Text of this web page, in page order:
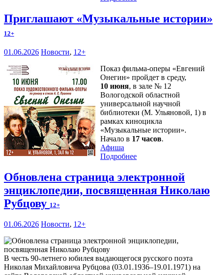
Приглашают «Музыкальные истории»
12+
01.06.2026 Новости, 12+
Показ фильма-оперы «Евгений
Онегин» пройдет в среду,
10 июня, в зале № 12
Вологодской областной
универсальной научной
библиотеки (М. Ульяновой, 1) в
рамках киноцикла
«Музыкальные истории».
Начало в 17 часов.
Афиша
Подробнее
Обновлена страница электронной
энциклопедии, посвященная Николаю
Рубцову 12+
01.06.2026 Новости, 12+
В честь 90-летнего юбилея выдающегося русского поэта
Николая Михайловича Рубцова (03.01.1936–19.01.1971) на